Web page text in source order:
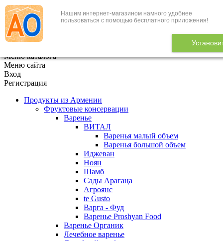
Нашим интернет-магазином намного удобнее
пользоваться с помощью бесплатного приложения!
+7 (495) 646-888-1
В корзине 0
Меню каталога
Меню сайта
Вход
Регистрация
Продукты из Армении
Фруктовые консервации
Варенье
ВИТАЛ
Варенья малый объем
Варенья большой объем
Иджеван
Ноян
Шамб
Сады Арагаца
Агроянс
te Gusto
Варга - Фуд
Варенье Proshyan Food
Варенье Органик
Лечебное варенье